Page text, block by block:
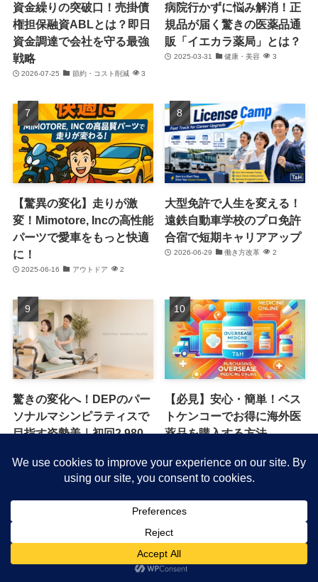
資金繰りの突破口！売掛債
権担保融資ABLとは？即日
資金調達で会社を守る最強
戦略
2026-07-25 節約・コスト削減 3
病院行かずに悩み解消！正
規品が届く驚きの医薬品通
販「イエカラ薬局」とは？
2025-03-31 健康・美容 3
【驚異の変化】走りが激
変！Mimotore, Incの高性能
パーツで愛車をもっと快適
に！
2025-06-16 アウトドア 2
大型免許で人生を変える！
遠鉄自動車学校のプロ免許
合宿で短期キャリアアップ
2026-06-29 働き方改革 2
驚きの変化へ！DEPのパー
ソナルマシンピラティスで
目指す姿勢美｜初回2,980
2026-07-20 フィットネス 2
【必見】安心・簡単！ベス
トケンコーでお得に海外医
薬品を購入する方法
©グッドライフゴーゴー.